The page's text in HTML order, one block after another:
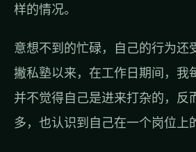
样的情况。
意想不到的忙碌，自己的行为还
撇私塾以来，在工作日期间，我
并不觉得自己是进来打杂的，反
多，也认识到自己在一个岗位上